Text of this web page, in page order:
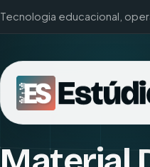
Tecnologia educacional,